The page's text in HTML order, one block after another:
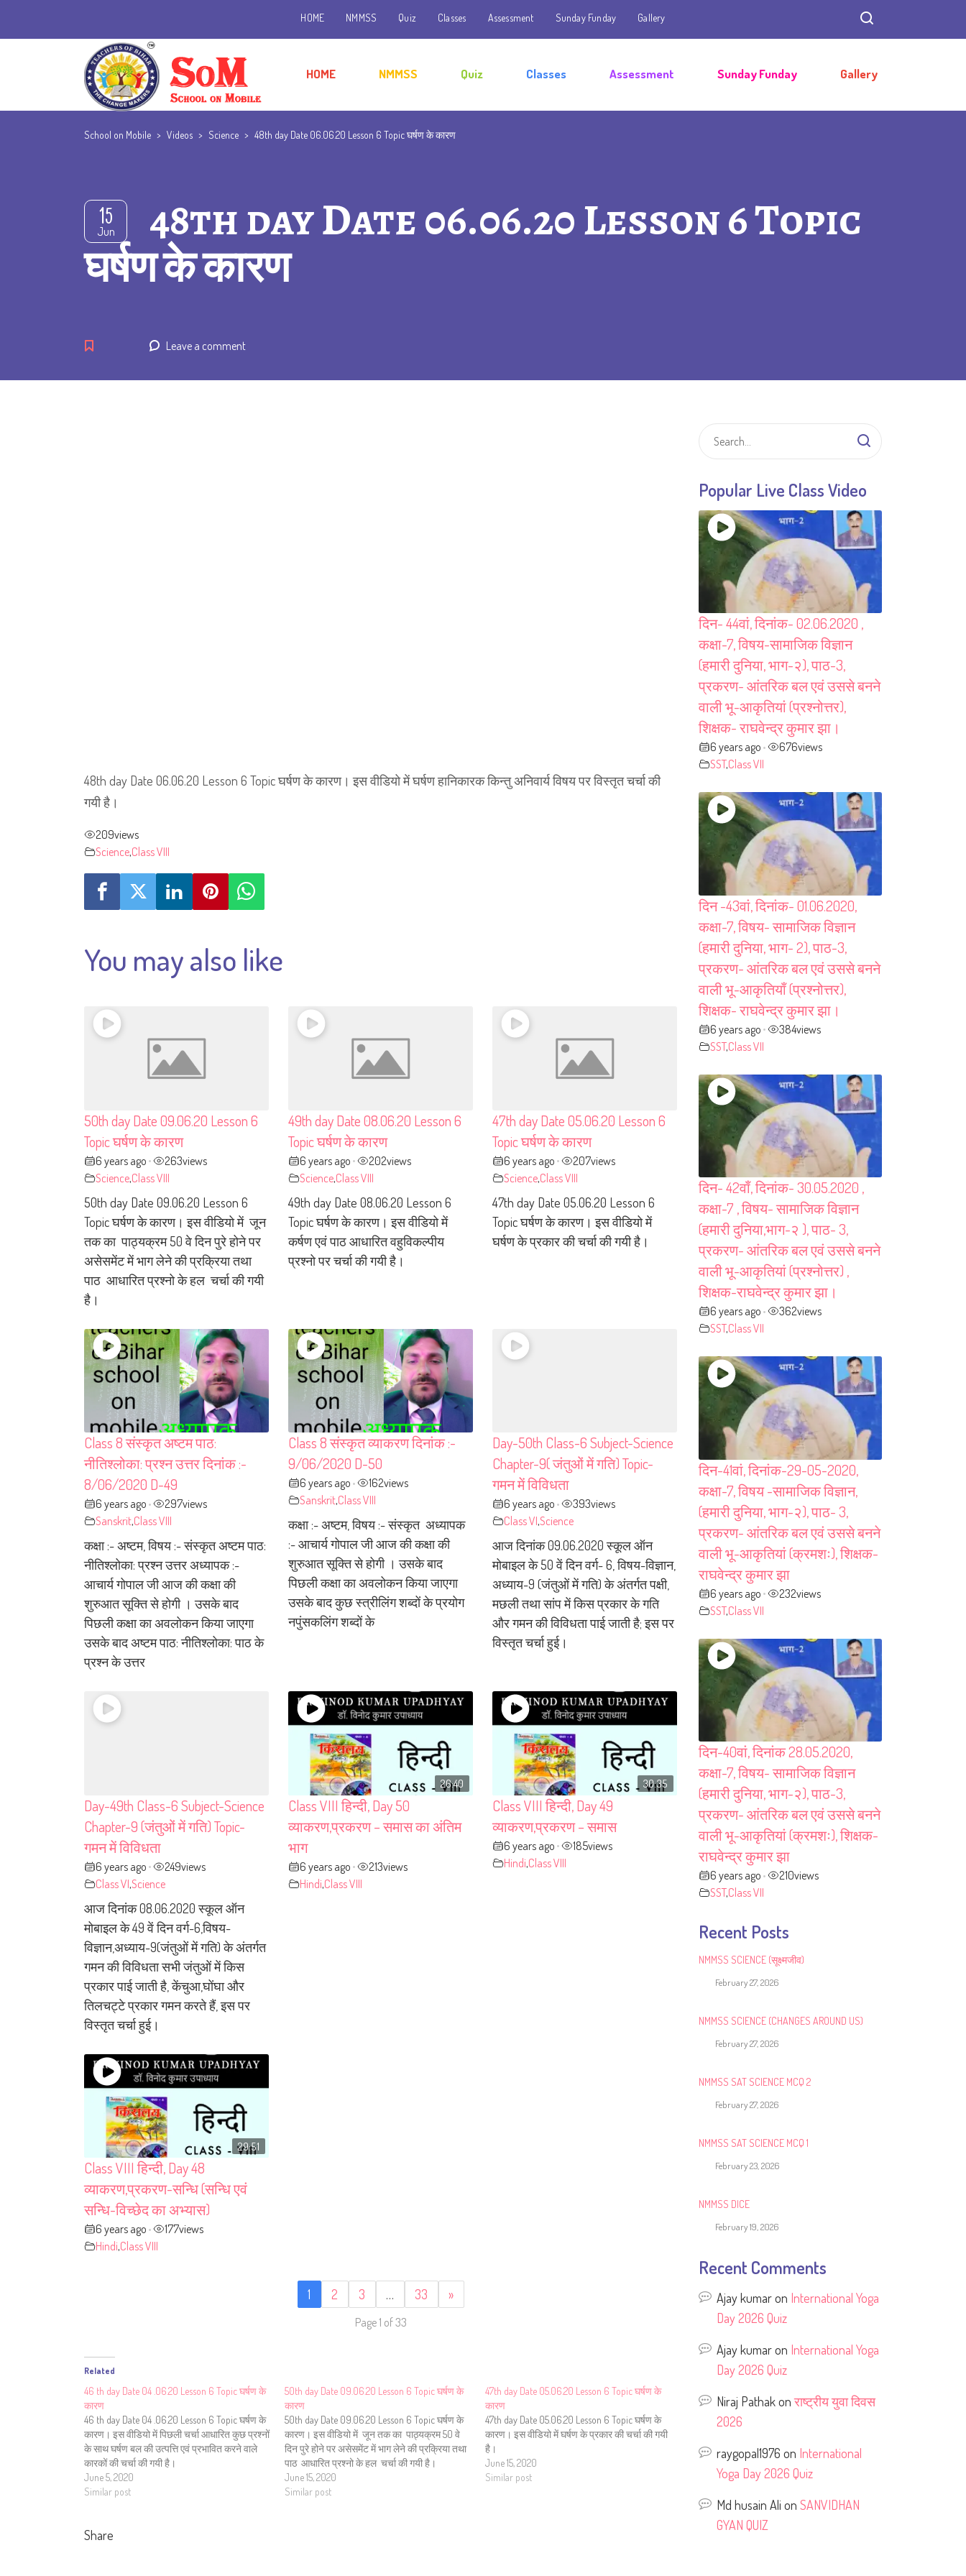
HOME NMMSS Quiz Classes Assessment Sunday Funday Gallery
HOME NMMSS Quiz Classes Assessment Sunday Funday Gallery
School on Mobile > Videos > Science > 48th day Date 06.06.20 Lesson 6 Topic घर्षण के कारण
15
Jun
48th day Date 06.06.20 Lesson 6 Topic
घर्षण के कारण
Leave a comment
48th day Date 06.06.20 Lesson 6 Topic घर्षण के कारण। इस वीडियो में घर्षण हानिकारक किन्तु अनिवार्य विषय पर विस्तृत चर्चा की
गयी है।
209views
Science,Class VIII
You may also like
50th day Date 09.06.20 Lesson 6
Topic घर्षण के कारण
6 years ago • 263views
Science,Class VIII
50th day Date 09.06.20 Lesson 6
Topic घर्षण के कारण। इस वीडियो में जून
तक का पाठ्यक्रम 50 वे दिन पुरे होने पर
असेसमेंट में भाग लेने की प्रक्रिया तथा
पाठ आधारित प्रश्नो के हल चर्चा की गयी
है।
49th day Date 08.06.20 Lesson 6
Topic घर्षण के कारण
6 years ago • 202views
Science,Class VIII
49th day Date 08.06.20 Lesson 6
Topic घर्षण के कारण। इस वीडियो में
कर्षण एवं पाठ आधारित वहुविकल्पीय
प्रश्नो पर चर्चा की गयी है।
47th day Date 05.06.20 Lesson 6
Topic घर्षण के कारण
6 years ago • 207views
Science,Class VIII
47th day Date 05.06.20 Lesson 6
Topic घर्षण के कारण। इस वीडियो में
घर्षण के प्रकार की चर्चा की गयी है।
Class 8 संस्कृत अष्टम पाठ:
नीतिश्लोका: प्रश्न उत्तर दिनांक :-
8/06/2020 D-49
6 years ago • 297views
Sanskrit,Class VIII
कक्षा :- अष्टम, विषय :- संस्कृत अष्टम पाठ:
नीतिश्लोका: प्रश्न उत्तर अध्यापक :-
आचार्य गोपाल जी आज की कक्षा की
शुरुआत सूक्ति से होगी । उसके बाद
पिछली कक्षा का अवलोकन किया जाएगा
उसके बाद अष्टम पाठ: नीतिश्लोका: पाठ के
प्रश्न के उत्तर
Class 8 संस्कृत व्याकरण दिनांक :-
9/06/2020 D-50
6 years ago • 162views
Sanskrit,Class VIII
कक्षा :- अष्टम, विषय :- संस्कृत अध्यापक
:- आचार्य गोपाल जी आज की कक्षा की
शुरुआत सूक्ति से होगी । उसके बाद
पिछली कक्षा का अवलोकन किया जाएगा
उसके बाद कुछ स्त्रीलिंग शब्दों के प्रयोग
नपुंसकलिंग शब्दों के
Day-50th Class-6 Subject-Science
Chapter-9( जंतुओं में गति) Topic-
गमन में विविधता
6 years ago • 393views
Class VI,Science
आज दिनांक 09.06.2020 स्कूल ऑन
मोबाइल के 50 वें दिन वर्ग- 6, विषय-विज्ञान,
अध्याय-9 (जंतुओं में गति) के अंतर्गत पक्षी,
मछली तथा सांप में किस प्रकार के गति
और गमन की विविधता पाई जाती है; इस पर
विस्तृत चर्चा हुई।
Day-49th Class-6 Subject-Science
Chapter-9 (जंतुओं में गति) Topic-
गमन में विविधता
6 years ago • 249views
Class VI,Science
आज दिनांक 08.06.2020 स्कूल ऑन
मोबाइल के 49 वें दिन वर्ग-6,विषय-
विज्ञान,अध्याय-9(जंतुओं में गति) के अंतर्गत
गमन की विविधता सभी जंतुओं में किस
प्रकार पाई जाती है, केंचुआ,घोंघा और
तिलचट्टे प्रकार गमन करते हैं, इस पर
विस्तृत चर्चा हुई।
26:40
Class VIII हिन्दी, Day 50
व्याकरण,प्रकरण – समास का अंतिम
भाग
6 years ago • 213views
Hindi,Class VIII
30:35
Class VIII हिन्दी, Day 49
व्याकरण,प्रकरण – समास
6 years ago • 185views
Hindi,Class VIII
29:51
Class VIII हिन्दी, Day 48
व्याकरण,प्रकरण-सन्धि (सन्धि एवं
सन्धि-विच्छेद का अभ्यास)
6 years ago • 177views
Hindi,Class VIII
1 2 3 … 33 »
Page 1 of 33
Related
46 th day Date 04 .06.20 Lesson 6 Topic घर्षण के
कारण
46 th day Date 04 .06.20 Lesson 6 Topic घर्षण के
कारण। इस वीडियो में पिछली चर्चा आधारित कुछ प्रश्नों
के साथ घर्षण बल की उत्पत्ति एवं प्रभावित करने वाले
कारकों की चर्चा की गयी है।
June 5, 2020
Similar post
50th day Date 09.06.20 Lesson 6 Topic घर्षण के
कारण
50th day Date 09.06.20 Lesson 6 Topic घर्षण के
कारण। इस वीडियो में जून तक का पाठ्यक्रम 50 वे
दिन पुरे होने पर असेसमेंट में भाग लेने की प्रक्रिया तथा
पाठ आधारित प्रश्नो के हल चर्चा की गयी है।
June 15, 2020
Similar post
47th day Date 05.06.20 Lesson 6 Topic घर्षण के
कारण
47th day Date 05.06.20 Lesson 6 Topic घर्षण के
कारण। इस वीडियो में घर्षण के प्रकार की चर्चा की गयी
है।
June 15, 2020
Similar post
Share
Popular Live Class Video
दिन- 44वां, दिनांक- 02.06.2020 ,
कक्षा-7, विषय-सामाजिक विज्ञान
(हमारी दुनिया, भाग-२), पाठ-3,
प्रकरण- आंतरिक बल एवं उससे बनने
वाली भू-आकृतियां (प्रश्नोत्तर),
शिक्षक- राघवेन्द्र कुमार झा।
6 years ago • 676views
SST,Class VII
दिन -43वां, दिनांक- 01.06.2020,
कक्षा-7, विषय- सामाजिक विज्ञान
(हमारी दुनिया, भाग- 2), पाठ-3,
प्रकरण- आंतरिक बल एवं उससे बनने
वाली भू-आकृतियाँ (प्रश्नोत्तर),
शिक्षक- राघवेन्द्र कुमार झा।
6 years ago • 384views
SST,Class VII
दिन- 42वाँ, दिनांक- 30.05.2020 ,
कक्षा-7 , विषय- सामाजिक विज्ञान
(हमारी दुनिया,भाग-२ ), पाठ- 3,
प्रकरण- आंतरिक बल एवं उससे बनने
वाली भू-आकृतियां (प्रश्नोत्तर) ,
शिक्षक-राघवेन्द्र कुमार झा।
6 years ago • 362views
SST,Class VII
दिन-41वां, दिनांक-29-05-2020,
कक्षा-7, विषय -सामाजिक विज्ञान,
(हमारी दुनिया, भाग-२), पाठ- 3,
प्रकरण- आंतरिक बल एवं उससे बनने
वाली भू-आकृतियां (क्रमशः), शिक्षक-
राघवेन्द्र कुमार झा
6 years ago • 232views
SST,Class VII
दिन-40वां, दिनांक 28.05.2020,
कक्षा-7, विषय- सामाजिक विज्ञान
(हमारी दुनिया, भाग-२), पाठ-3,
प्रकरण- आंतरिक बल एवं उससे बनने
वाली भू-आकृतियां (क्रमशः), शिक्षक-
राघवेन्द्र कुमार झा
6 years ago • 210views
SST,Class VII
Recent Posts
NMMSS SCIENCE (सूक्ष्मजीव)
February 27, 2026
NMMSS SCIENCE (CHANGES AROUND US)
February 27, 2026
NMMSS SAT SCIENCE MCQ 2
February 27, 2026
NMMSS SAT SCIENCE MCQ 1
February 23, 2026
NMMSS DICE
February 19, 2026
Recent Comments
Ajay kumaron International Yoga
Day 2026 Quiz
Ajay kumaron International Yoga
Day 2026 Quiz
Niraj Pathakonराष्ट्रीय युवा दिवस
2026
raygopal1976 on International
Yoga Day 2026 Quiz
Md husain Ali on SANVIDHAN
GYAN QUIZ